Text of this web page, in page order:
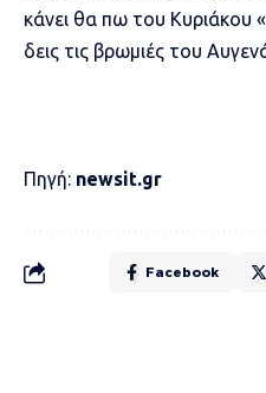
κάνει θα πω του Κυριάκου
δεις τις βρωμιές του
Πηγή: newsit.gr
Facebook